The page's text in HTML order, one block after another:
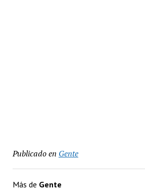
Publicado en Gente
Más de Gente